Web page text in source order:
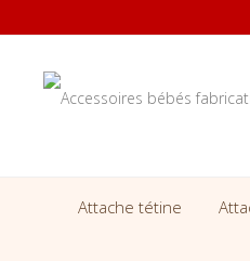
Attache tétine